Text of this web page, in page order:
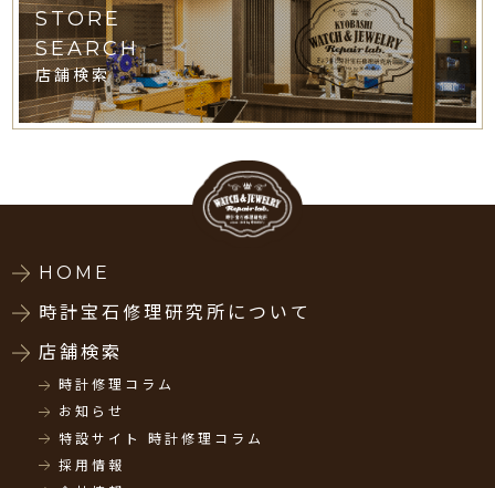
STORE
SEARCH
店舗検索
HOME
時計宝石修理研究所について
店舗検索
時計修理コラム
お知らせ
特設サイト 時計修理コラム
採用情報